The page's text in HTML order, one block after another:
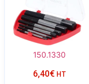
150.1330
6,40€ HT